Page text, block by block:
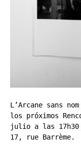
L’Arcane sans
los próximos
julio a las 17h30
17, rue Barrème.